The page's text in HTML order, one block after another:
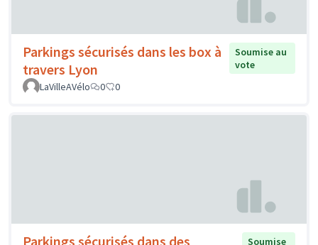
Parkings sécurisés dans les box à
travers Lyon
Soumise au
vote
LaVilleAVélo
0 0
Parkings sécurisés dans des
Soumise